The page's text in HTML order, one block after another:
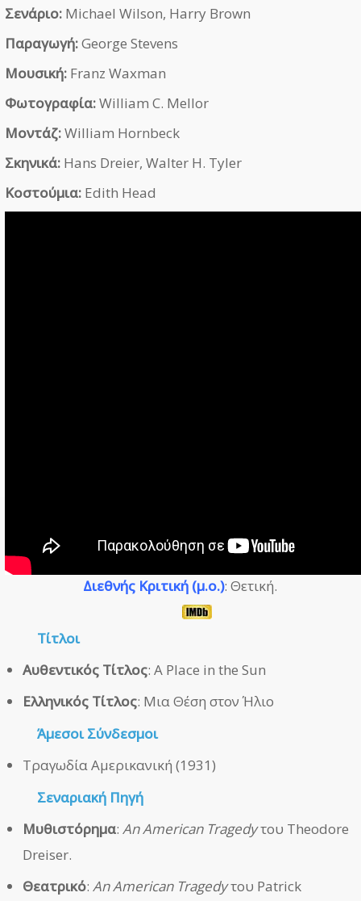
Σενάριο: Michael Wilson, Harry Brown
Παραγωγή:George Stevens
Μουσική: Franz Waxman
Φωτογραφία:William C. Mellor
Μοντάζ:William Hornbeck
Σκηνικά: Hans Dreier, Walter H. Tyler
Κοστούμια: Edith Head
Διεθνής Κριτική (μ.ο.): Θετική.
Τίτλοι
Αυθεντικός Τίτλος: A Place in the Sun
Ελληνικός Τίτλος: Μια Θέση στον Ήλιο
ΆμεσοιΣύνδεσμοι
Τραγωδία Αμερικανική (1931)
Σεναριακή Πηγή
Μυθιστόρημα:An American Tragedyτου Theodore
Dreiser.
Θεατρικό:An American Tragedyτου Patrick